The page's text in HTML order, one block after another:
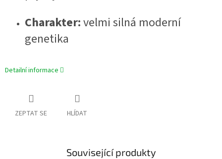
Charakter:velmi silná moderní
genetika
Detailní informace
ZEPTAT SE HLÍDAT
Související produkty